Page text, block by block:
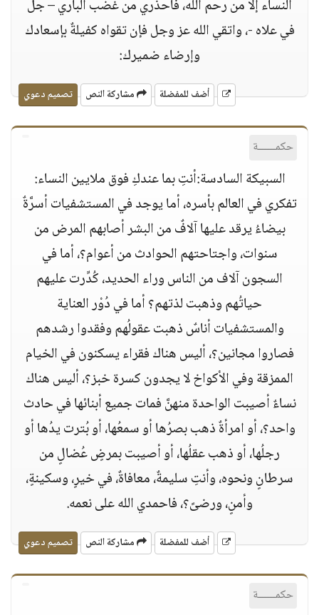
النساء إلا من رحم الله، فاحذري من غضب الباري – جل
في علاه -، واتقي الله عز وجل فإن تقواه كفيلةٌ بإسعادك
وإرضاء ضميرك:
أضف للمفضلة مشاركة النص تصميم دعوي
حكمــــــة
السبيكة السادسة:أنتِ بما عندكِ فوق ملايين النساء:
تفكري في العالم بأسره، أما يوجد في المستشفيات أسرَّةٌ
بيضاءُ يرقد عليها آلافٌ من البشر أصابهم المرض من
سنوات، واجتاحتهم الحوادث من أعوام؟، أما في
السجون آلاف من الناس وراء الحديد، كُدِّرت عليهم
حياتُهم وذهبت لذتهم؟ أما في دُوْر العناية
والمستشفيات أناسٌ ذهبت عقولُهم وفقدوا رشدهم
فصاروا مجانين؟، أليس هناك فقراء يسكنون في الخيام
الممزقة وفي الأكواخ لا يجدون كسرة خبز؟، أليس هناك
نساءٌ أصيبت الواحدة منهنَّ فمات جميع أبنائها في حادث
واحد؟، أو امرأةٌ ذهب بصرُها أو سمعُها، أو بُترت يدُها أو
رجلُها، أو ذهب عقلُها، أو أصيبت بمرضٍ عُضالٍ من
سرطانٍ ونحوه، وأنتِ سليمةٌ، معافاةٌ، في خيرٍ، وسكينةٍ،
وأمنٍ، ورضىً؟، فاحمدي الله على نعمه.
أضف للمفضلة مشاركة النص تصميم دعوي
حكمــــــة